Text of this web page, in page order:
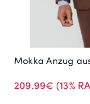
Mokka Anzug
209.99€ (13%